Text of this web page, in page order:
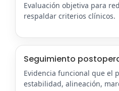
Evaluación objetiva para
respaldar criterios clínicos.
Seguimiento
Evidencia funcional que el
estabilidad, alineación,